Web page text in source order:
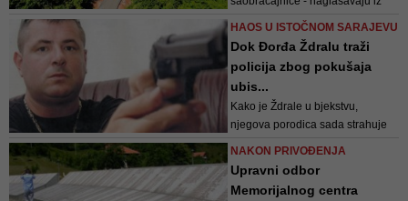
Ministarstva saobraćaja KS
HAOS U ISTOČNOM SARAJEVU
Dok Đorđa Ždralu traži
policija zbog pokušaja
ubis...
Kako je Ždrale u bjekstvu,
njegova porodica sada strahuje
NAKON PRIVOĐENJA
Upravni odbor
Memorijalnog centra